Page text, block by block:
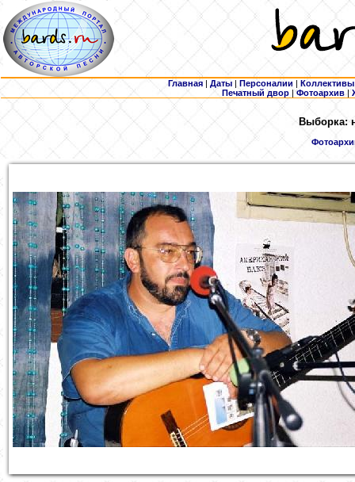
Главная | Даты | Персоналии | Коллективы
Печатный двор |Фотоархив |
Выборка: